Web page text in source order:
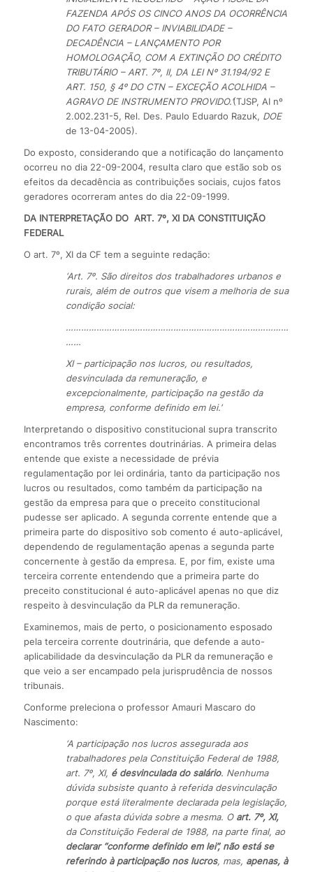
FAZENDA APÓS OS CINCO ANOS DA OCORRÊNCIA
DO FATO GERADOR – INVIABILIDADE –
DECADÊNCIA – LANÇAMENTO POR
HOMOLOGAÇÃO, COM A EXTINÇÃO DO CRÉDITO
TRIBUTÁRIO – ART. 7º, II, DA LEI Nº 31.194/92 E
ART. 150, § 4º DO CTN – EXCEÇÃO ACOLHIDA –
AGRAVO DE INSTRUMENTO PROVIDO.’(TJSP, AI nº
2.002.231-5, Rel. Des. Paulo Eduardo Razuk, DOE
de 13-04-2005).
Do exposto, considerando que a notificação do lançamento
ocorreu no dia 22-09-2004, resulta claro que estão sob os
efeitos da decadência as contribuições sociais, cujos fatos
geradores ocorreram antes do dia 22-09-1999.
DA INTERPRETAÇÃO DO ART. 7º, XI DA CONSTITUIÇÃO
FEDERAL
O art. 7º, XI da CF tem a seguinte redação:
‘Art. 7º. São direitos dos trabalhadores urbanos e
rurais, além de outros que visem a melhoria de sua
condição social:
……………………………………………………………………………
……
XI – participação nos lucros, ou resultados,
desvinculada da remuneração, e
excepcionalmente, participação na gestão da
empresa, conforme definido em lei.’
Interpretando o dispositivo constitucional supra transcrito
encontramos três correntes doutrinárias. A primeira delas
entende que existe a necessidade de prévia
regulamentação por lei ordinária, tanto da participação nos
lucros ou resultados, como também da participação na
gestão da empresa para que o preceito constitucional
pudesse ser aplicado. A segunda corrente entende que a
primeira parte do dispositivo sob comento é auto-aplicável,
dependendo de regulamentação apenas a segunda parte
concernente à gestão da empresa. E, por fim, existe uma
terceira corrente entendendo que a primeira parte do
preceito constitucional é auto-aplicável apenas no que diz
respeito à desvinculação da PLR da remuneração.
Examinemos, mais de perto, o posicionamento esposado
pela terceira corrente doutrinária, que defende a auto-
aplicabilidade da desvinculação da PLR da remuneração e
que veio a ser encampado pela jurisprudência de nossos
tribunais.
Conforme preleciona o professor Amauri Mascaro do
Nascimento:
‘A participação nos lucros assegurada aos
trabalhadores pela Constituição Federal de 1988,
art. 7º, XI, é desvinculada do salário. Nenhuma
dúvida subsiste quanto à referida desvinculação
porque está literalmente declarada pela legislação,
o que afasta dúvida sobre a mesma. O art. 7º, XI,
da Constituição Federal de 1988, na parte final, ao
declarar “conforme definido em lei”, não está se
referindo à participação nos lucros, mas, apenas, à